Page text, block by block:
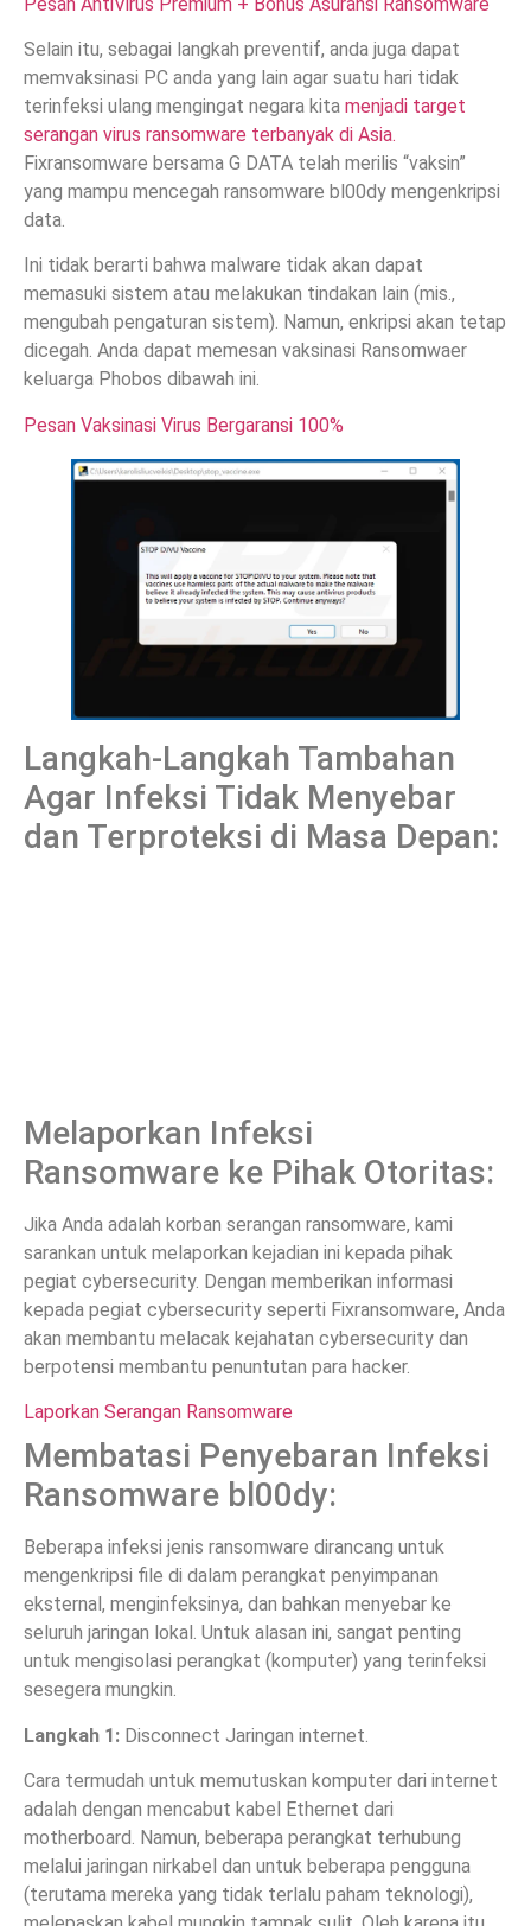
Selain itu, sebagai langkah preventif, anda juga dapat
memvaksinasi PC anda yang lain agar suatu hari tidak
terinfeksi ulang mengingat negara kita menjadi target
serangan virus ransomware terbanyak di Asia.
Fixransomware bersama G DATA telah merilis “vaksin”
yang mampu mencegah ransomware bl00dy mengenkripsi
data.
Ini tidak berarti bahwa malware tidak akan dapat
memasuki sistem atau melakukan tindakan lain (mis.,
mengubah pengaturan sistem). Namun, enkripsi akan tetap
dicegah. Anda dapat memesan vaksinasi Ransomwaer
keluarga Phobos dibawah ini.
Pesan Vaksinasi Virus Bergaransi 100%
Langkah-Langkah Tambahan
Agar Infeksi Tidak Menyebar
dan Terproteksi di Masa Depan:
Melaporkan Infeksi
Ransomware ke Pihak Otoritas:
Jika Anda adalah korban serangan ransomware, kami
sarankan untuk melaporkan kejadian ini kepada pihak
pegiat cybersecurity. Dengan memberikan informasi
kepada pegiat cybersecurity seperti Fixransomware, Anda
akan membantu melacak kejahatan cybersecurity dan
berpotensi membantu penuntutan para hacker.
Laporkan Serangan Ransomware
Membatasi Penyebaran Infeksi
Ransomware bl00dy:
Beberapa infeksi jenis ransomware dirancang untuk
mengenkripsi file di dalam perangkat penyimpanan
eksternal, menginfeksinya, dan bahkan menyebar ke
seluruh jaringan lokal. Untuk alasan ini, sangat penting
untuk mengisolasi perangkat (komputer) yang terinfeksi
sesegera mungkin.
Langkah 1: Disconnect Jaringan internet.
Cara termudah untuk memutuskan komputer dari internet
adalah dengan mencabut kabel Ethernet dari
motherboard. Namun, beberapa perangkat terhubung
melalui jaringan nirkabel dan untuk beberapa pengguna
(terutama mereka yang tidak terlalu paham teknologi),